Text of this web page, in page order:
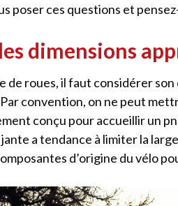
poser ces questions et
dimensions
de roues, il faut considérer
convention, on ne peut
conçu pour accueillir un
a tendance à limiter la
d’origine du vélo